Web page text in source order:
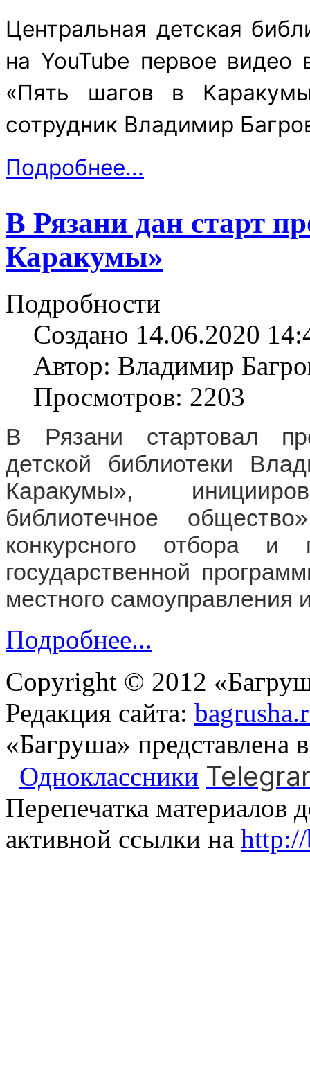
Центральная детская
на YouTube первое видео
«Пять шагов в
сотрудник Владимир
Подробнее...
В Рязани дан старт
Каракумы»
Подробности
Создано 14.06.2020
Автор: Владимир
Просмотров: 2203
В Рязани стартовал
детской библиотеки
Каракумы»,
библиотечное
конкурсного отбора
государственной
местного самоуправления
Подробнее...
Copyright © 2012
Редакция сайта:
«Багруша» представлена
Одноклассники
Перепечатка материалов
активной ссылки на http://